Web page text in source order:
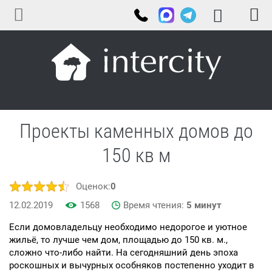
Проекты каменных домов до
150 кв м
Оценок:0
12.02.2019
1568 Время чтения: 5 минут
Если домовладельцу необходимо недорогое и уютное
жильё, то лучше чем дом, площадью до 150 кв. м.,
сложно что-либо найти. На сегодняшний день эпоха
роскошных и вычурных особняков постепенно уходит в